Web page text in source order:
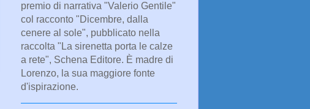
premio di narrativa "Valerio Gentile"
col racconto "Dicembre, dalla
cenere al sole", pubblicato nella
raccolta "La sirenetta porta le calze
a rete", Schena Editore. È madre di
Lorenzo, la sua maggiore fonte
d'ispirazione.